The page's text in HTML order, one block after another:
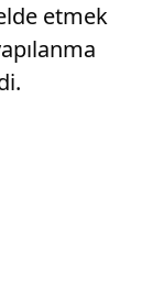
etmek